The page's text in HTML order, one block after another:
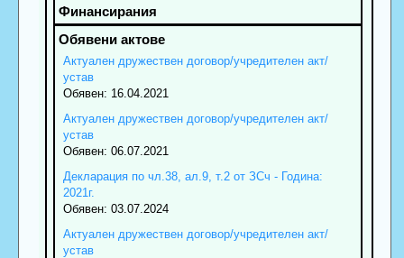
Актуален дружествен договор/учредителен акт/
устав
Обявен: 16.04.2021
Актуален дружествен договор/учредителен акт/
устав
Обявен: 06.07.2021
Декларация по чл.38, ал.9, т.2 от ЗСч - Година:
2021г.
Обявен: 03.07.2024
Актуален дружествен договор/учредителен акт/
устав